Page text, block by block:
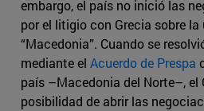
embargo, el país no inició las
por el litigio con Grecia sobre
“Macedonia”. Cuando se
mediante el Acuerdo de Prespa
país –Macedonia del Norte–, el
posibilidad de abrir las